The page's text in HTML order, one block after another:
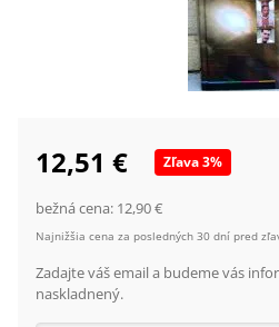
12,51 € Zľava3%
bežná cena: 12,90 €
Najnižšia cena za posledných 30 dní pred
Zadajte váš email a budeme vás
naskladnený.